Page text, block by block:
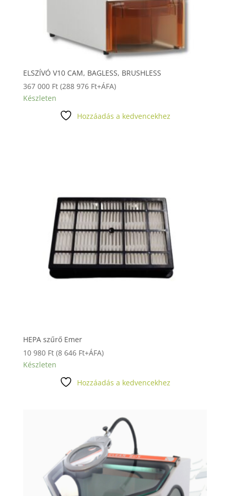
ELSZÍVÓ V10 CAM, BAGLESS, BRUSHLESS
367 000 Ft (288 976 Ft+ÁFA)
Készleten
Hozzáadás a kedvencekhez
HEPA szűrő Emer
10 980 Ft (8 646 Ft+ÁFA)
Készleten
Hozzáadás a kedvencekhez